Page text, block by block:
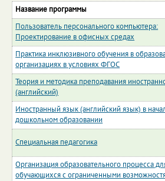
Название программы
Пользователь персонального компьютера:
Проектирование в офисных средах
Практика инклюзивного обучения в
организациях в условиях ФГОС
Теория и методика преподавания
(английский)
Иностранный язык (английский язык) в
дошкольном образовании
Специальная педагогика
Организация образовательного процесса
обучающихся с ограниченными